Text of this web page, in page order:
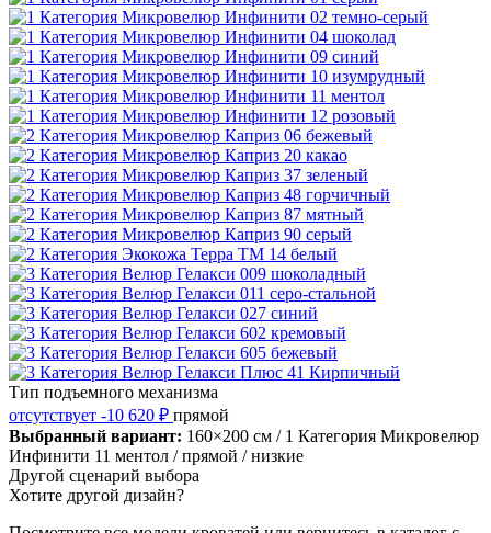
Тип подъемного механизма
отсутствует -10 620 ₽ прямой
Выбранный вариант: 160×200 см / 1 Категория Микровелюр
Инфинити 11 ментол / прямой / низкие
Другой сценарий выбора
Хотите другой дизайн?